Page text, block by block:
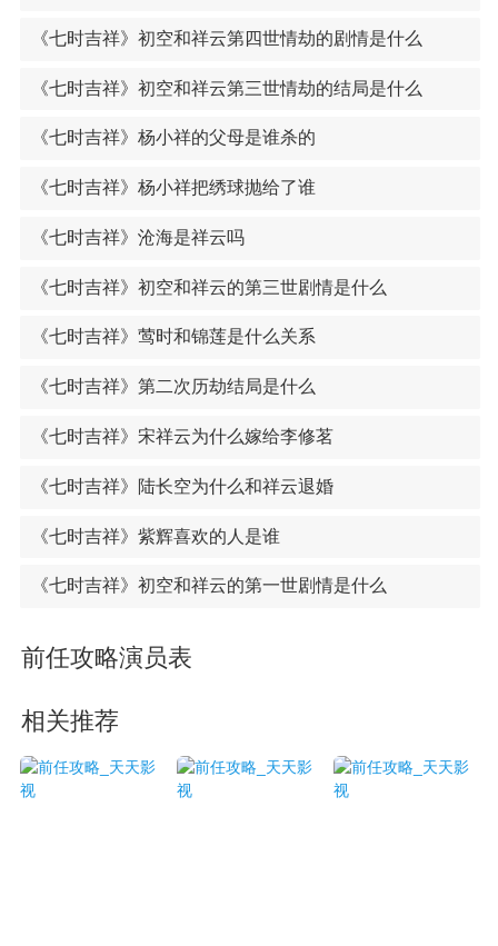
《七时吉祥》初空和祥云第四世情劫的剧情是什么
《七时吉祥》初空和祥云第三世情劫的结局是什么
《七时吉祥》杨小祥的父母是谁杀的
《七时吉祥》杨小祥把绣球抛给了谁
《七时吉祥》沧海是祥云吗
《七时吉祥》初空和祥云的第三世剧情是什么
《七时吉祥》莺时和锦莲是什么关系
《七时吉祥》第二次历劫结局是什么
《七时吉祥》宋祥云为什么嫁给李修茗
《七时吉祥》陆长空为什么和祥云退婚
《七时吉祥》紫辉喜欢的人是谁
《七时吉祥》初空和祥云的第一世剧情是什么
前任攻略演员表
相关推荐